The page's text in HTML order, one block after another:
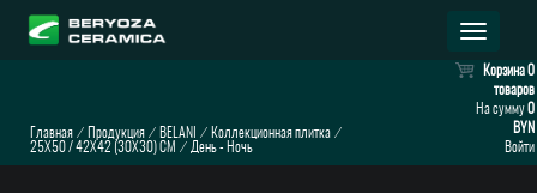
Раскрыть
Главная ⁄ Продукция ⁄ BELANI ⁄ Коллекционная плитка ⁄
25X50 / 42X42 (30X30) CM ⁄ День - Ночь
Корзина0
товаров
На сумму0
BYN
Войти